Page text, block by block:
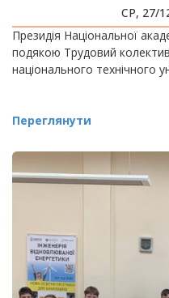
СР, 27/
Президія Національної
подякою Трудовий
національного технічного
Переглянути